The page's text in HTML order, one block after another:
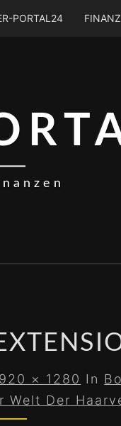
PORTAL24
× 1280 In
Der